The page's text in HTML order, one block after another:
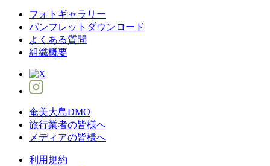
フォトギャラリー
パンフレットダウンロード
よくある質問
組織概要
奄美大島DMO
旅行業者の皆様へ
メディアの皆様へ
利用規約